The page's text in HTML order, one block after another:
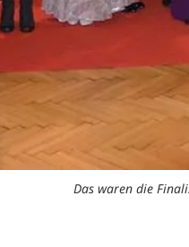
Das waren die